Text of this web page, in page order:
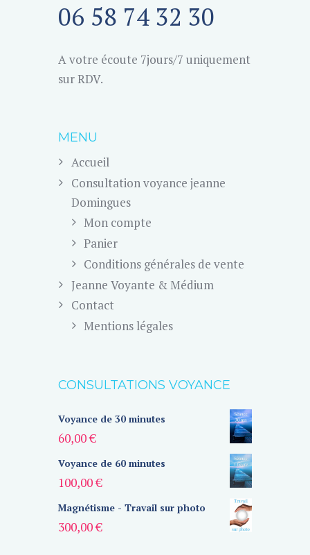
06 58 74 32 30
A votre écoute 7jours/7 uniquement
sur RDV.
MENU
Accueil
Consultation voyance jeanne
Domingues
Mon compte
Panier
Conditions générales de vente
Jeanne Voyante & Médium
Contact
Mentions légales
CONSULTATIONS VOYANCE
Voyance de 30 minutes
60,00€
Voyance de 60 minutes
100,00€
Magnétisme - Travail sur photo
300,00€